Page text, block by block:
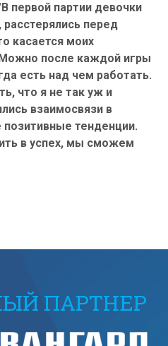
В первой партии девочки
расстерялись перед
касается моих
после каждой игры
есть над чем работать.
что я не так уж и
взаимосвязи в
тенденции.
в успех, мы сможем
ПАРТНЕР